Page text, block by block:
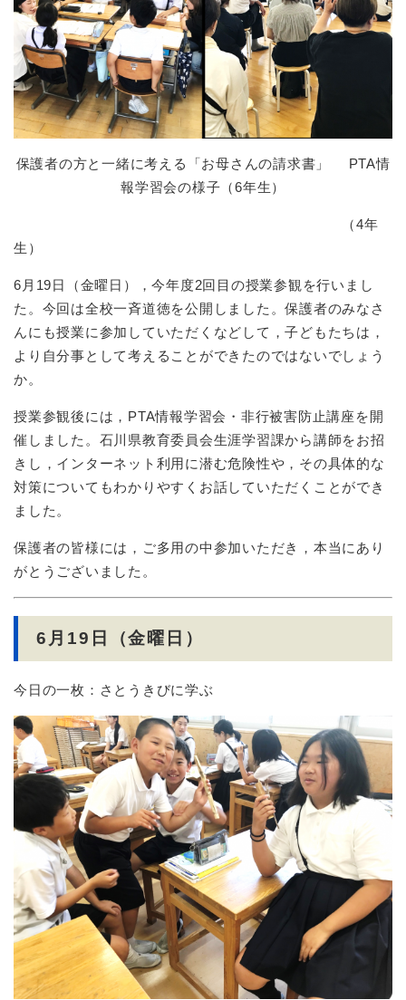
保護者の方と一緒に考える「お母さんの請求書」 PTA情
報学習会の様子（6年生）
（4年
生）
6月19日（金曜日），今年度2回目の授業参観を行いまし
た。今回は全校一斉道徳を公開しました。保護者のみなさ
んにも授業に参加していただくなどして，子どもたちは，
より自分事として考えることができたのではないでしょう
か。
授業参観後には，PTA情報学習会・非行被害防止講座を開
催しました。石川県教育委員会生涯学習課から講師をお招
きし，インターネット利用に潜む危険性や，その具体的な
対策についてもわかりやすくお話していただくことができ
ました。
保護者の皆様には，ご多用の中参加いただき，本当にあり
がとうございました。
6月19日（金曜日）
今日の一枚：さとうきびに学ぶ